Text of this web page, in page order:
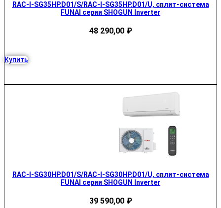
RAC-I-SG35HP.D01/S/RAC-I-SG35HP.D01/U, сплит-система
FUNAI серии SHOGUN Inverter
48 290,00 ₽
Купить
RAC-I-SG30HP.D01/S/RAC-I-SG30HP.D01/U, сплит-система
FUNAI серии SHOGUN Inverter
39 590,00 ₽